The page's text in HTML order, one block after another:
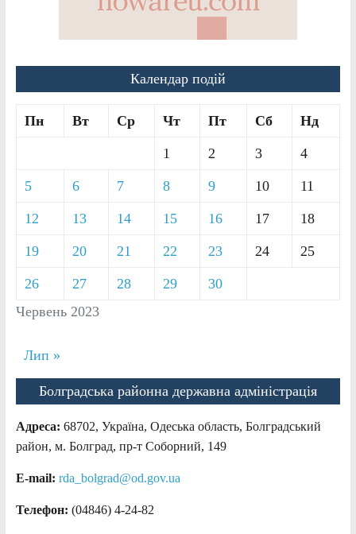
Календар подій
Червень 2023
Пн Вт Ср Чт Пт Сб Нд
1 2 3 4
5 6 7 8 9 10 11
12 13 14 15 16 17 18
19 20 21 22 23 24 25
26 27 28 29 30
Лип »
Болградська районна державна адміністрація
Адреса: 68702, Україна, Одеська область, Болградський
район, м. Болград, пр-т Соборний, 149
E-mail: rda_bolgrad@od.gov.ua
Телефон: (04846) 4-24-82